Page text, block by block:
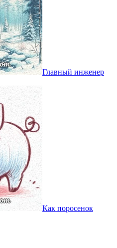
Главный инженер
Как поросенок